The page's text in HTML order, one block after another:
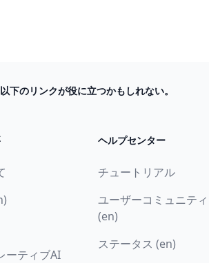
以下のリンクが役に立つかもしれない。
ーティブAI
ヘルプセンター
チュートリアル
ユーザーコミュニティ
(en)
ステータス (en)